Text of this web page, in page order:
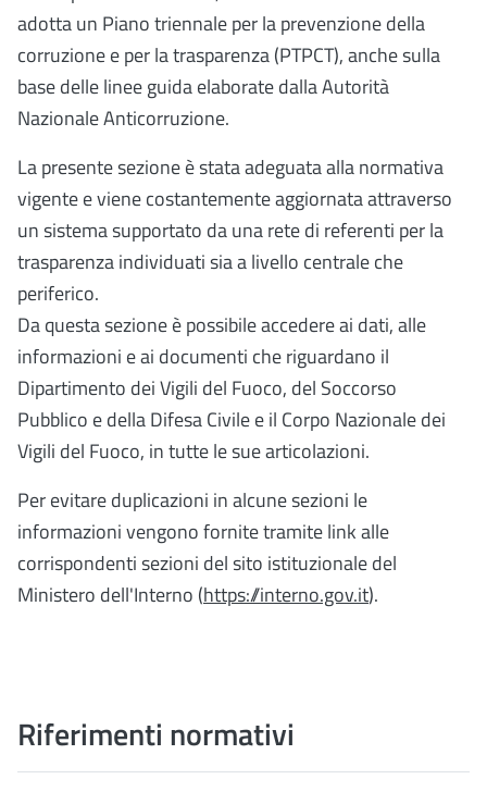
adotta un Piano triennale per la prevenzione della
corruzione e per la trasparenza (PTPCT), anche sulla
base delle linee guida elaborate dalla Autorità
Nazionale Anticorruzione.
La presente sezione è stata adeguata alla normativa
vigente e viene costantemente aggiornata attraverso
un sistema supportato da una rete di referenti per la
trasparenza individuati sia a livello centrale che
periferico.
Da questa sezione è possibile accedere ai dati, alle
informazioni e ai documenti che riguardano il
Dipartimento dei Vigili del Fuoco, del Soccorso
Pubblico e della Difesa Civile e il Corpo Nazionale dei
Vigili del Fuoco, in tutte le sue articolazioni.
Per evitare duplicazioni in alcune sezioni le
informazioni vengono fornite tramite link alle
corrispondenti sezioni del sito istituzionale del
Ministero dell'Interno (https://interno.gov.it).
Riferimenti normativi